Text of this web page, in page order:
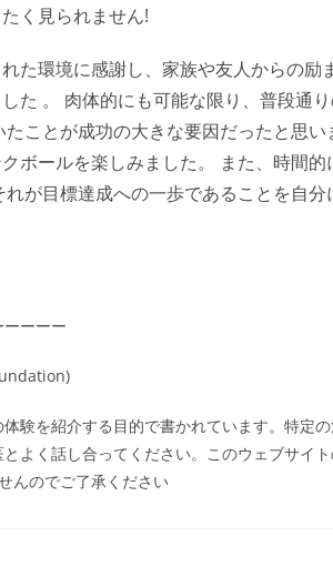
く見られません!
た環境に感謝し、家族や友人からの励
た 。 肉体的にも可能な限り、普段通
ことが成功の大きな要因だったと思
ボールを楽しみました。 また、時間
が目標達成への一歩であることを自分
ーーー
験を紹介する目的で書かれています。特定
よく話し合ってください。このウェブサイ
んのでご了承ください